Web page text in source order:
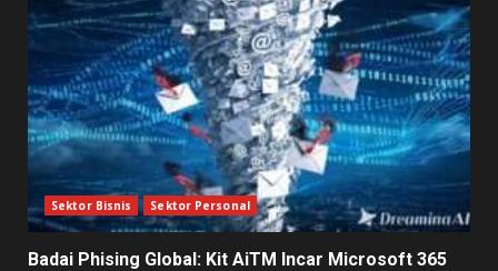
Sektor Bisnis Sektor Personal
Badai Phising Global: Kit AiTM Incar Microsoft 365